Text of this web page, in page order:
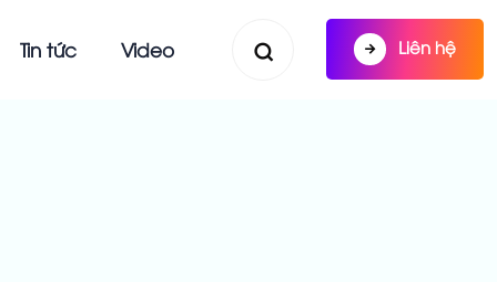
Tin tức Video Liên hệ